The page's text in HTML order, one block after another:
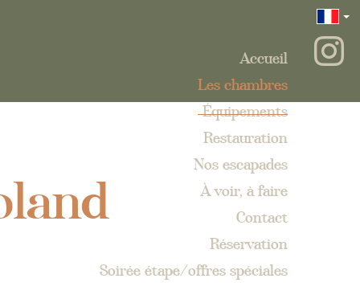
Accueil
Les chambres
Équipements
Restauration
Nos escapades
À voir, à faire
Contact
Réservation
Soirée étape/offres spéciales